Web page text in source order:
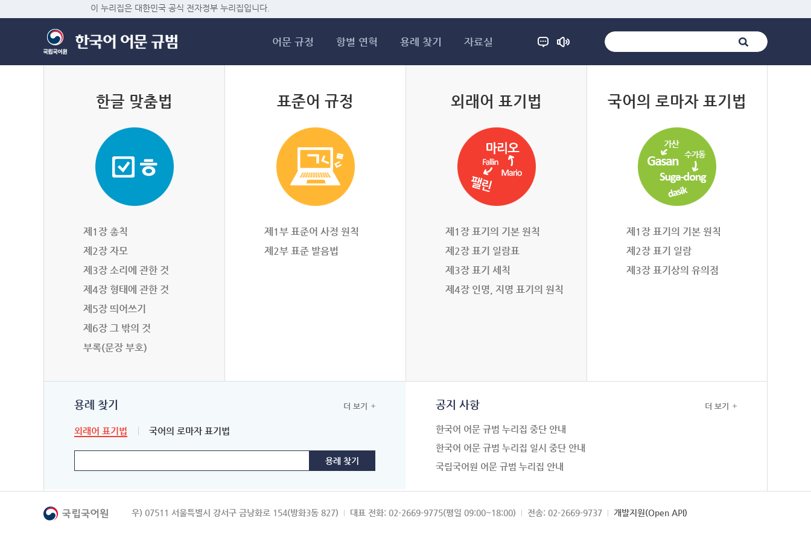
이 누리집은 대한민국 공식 전자정부 누리집입니다.
어문 규정 항별 연혁 용례 찾기 자료실
한글 맞춤법
제1장 총칙
제2장 자모
제3장 소리에 관한 것
제4장 형태에 관한 것
제5장 띄어쓰기
제6장 그 밖의 것
부록(문장 부호)
표준어 규정
제1부 표준어 사정 원칙
제2부 표준 발음법
외래어 표기법
제1장 표기의 기본 원칙
제2장 표기 일람표
제3장 표기 세칙
제4장 인명, 지명 표기의 원칙
국어의 로마자 표기법
제1장 표기의 기본 원칙
제2장 표기 일람
제3장 표기상의 유의점
용례 찾기
외래어 표기법 국어의 로마자 표기법
더 보기 공지 사항
한국어 어문 규범 누리집 중단 안내
한국어 어문 규범 누리집 일시 중단 안내
국립국어원 어문 규범 누리집 안내
더 보기
우) 07511 서울특별시 강서구 금낭화로 154(방화3동 827) 대표 전화: 02-2669-9775(평일 09:00~18:00) 전송: 02-2669-9737 개발지원(Open API)